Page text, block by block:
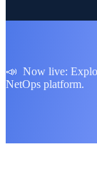
📣 Now live:
NetOps platform.